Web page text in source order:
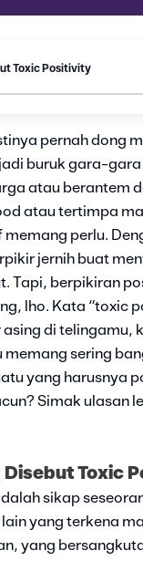
Toxic Positivity
pernah dong
buruk gara-
atau berantem
atau tertimpa
perlu.
jernih buat
Tapi, berpikiran
lho. Kata “toxic
di telingamu,
memang sering
yang harusnya
Simak ulasan
Disebut Toxic
sikap
yang terkena
yang